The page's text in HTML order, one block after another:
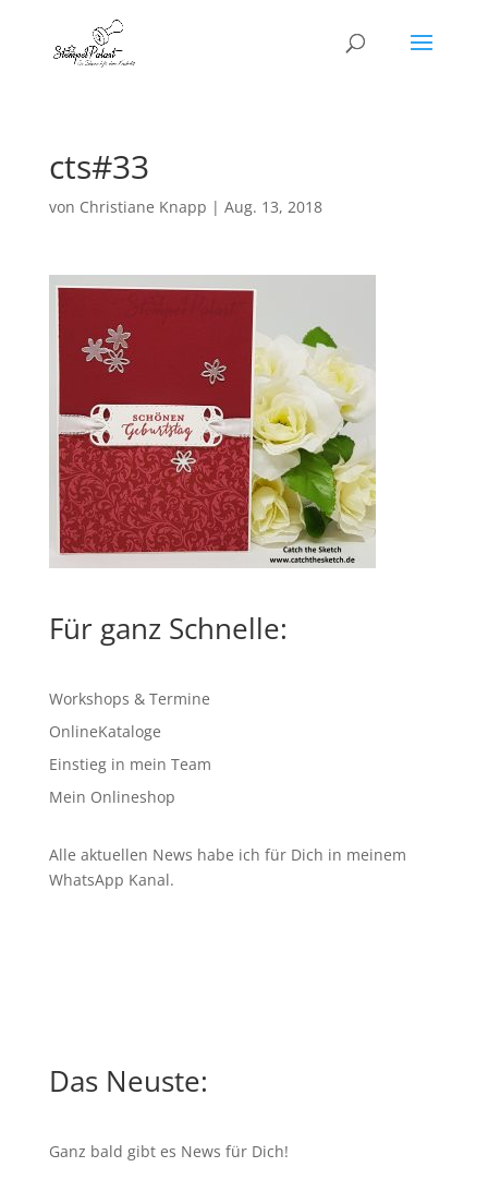
cts#33
von Christiane Knapp | Aug. 13, 2018
Für ganz Schnelle:
Workshops & Termine
OnlineKataloge
Einstieg in mein Team
Mein Onlineshop
Alle aktuellen News habe ich für Dich in meinem
WhatsApp Kanal.
Das Neuste:
Ganz bald gibt es News für Dich!